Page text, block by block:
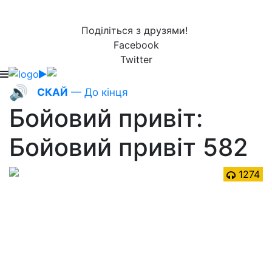
Поділіться з друзями!
Facebook
Twitter
🔊 СКАЙ — До кінця
Бойовий привіт:
Бойовий привіт 582
1274